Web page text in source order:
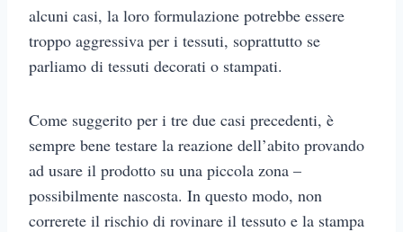
alcuni casi, la loro formulazione potrebbe essere
troppo aggressiva per i tessuti, soprattutto se
parliamo di tessuti decorati o stampati.
Come suggerito per i tre due casi precedenti, è
sempre bene testare la reazione dell’abito provando
ad usare il prodotto su una piccola zona –
possibilmente nascosta. In questo modo, non
correrete il rischio di rovinare il tessuto e la stampa